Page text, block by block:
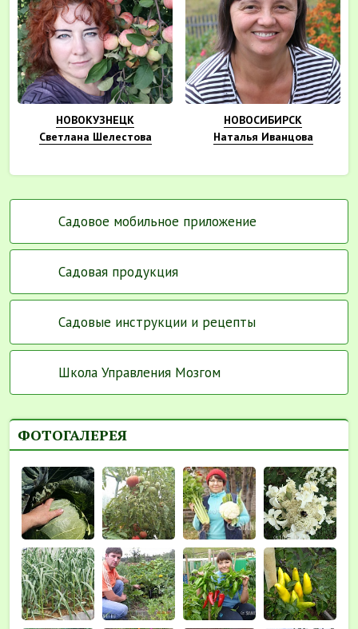
НОВОКУЗНЕЦК
Светлана Шелестова
НОВОСИБИРСК
Наталья Иванцова
Садовое мобильное приложение
Садовая продукция
Садовые инструкции и рецепты
Школа Управления Мозгом
ФОТОГАЛЕРЕЯ